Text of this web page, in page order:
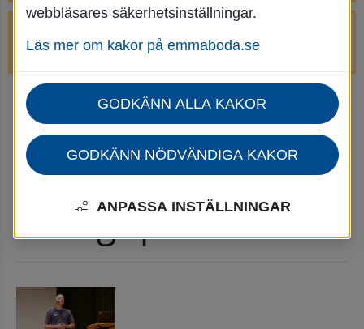
avstängda.
Startsida
Nyheter Övergripande
Nyhetsarkiv Övergripande
Nyhetsarkiv
Övergripande
webbläsares säkerhetsinställningar.
Läs mer om kakor på emmaboda.se
GODKÄNN ALLA KAKOR
GODKÄNN NÖDVÄNDIGA KAKOR
ANPASSA INSTÄLLNINGAR